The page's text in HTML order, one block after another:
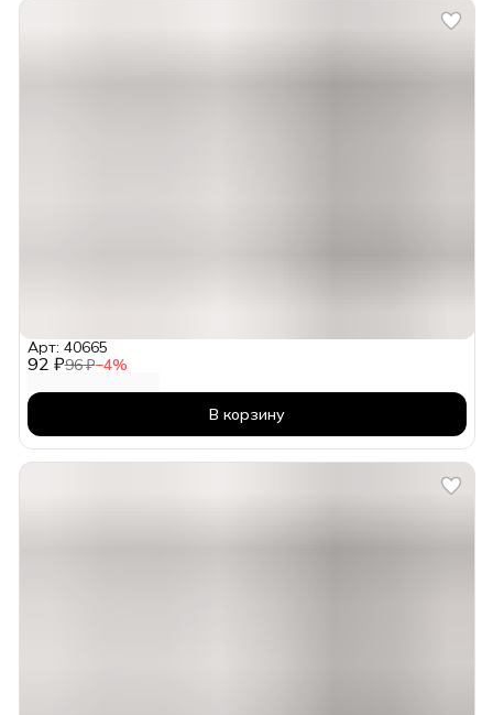
92 ₽96 ₽−4%
Арт: 40665
В корзину